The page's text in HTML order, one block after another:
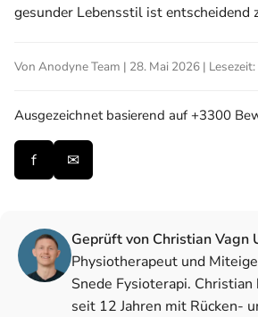
gesunder Lebensstil ist entscheidend
Von Anodyne Team | 28. Mai 2026 |
Ausgezeichnet basierend auf +3300
f ✉
Geprüft von Christian Vagn
Physiotherapeut und
Snede Fysioterapi.
seit 12 Jahren mit Rücken-